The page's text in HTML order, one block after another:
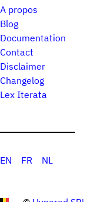
A propos
Blog
Documentation
Contact
Disclaimer
Changelog
Lex Iterata
EN FR NL